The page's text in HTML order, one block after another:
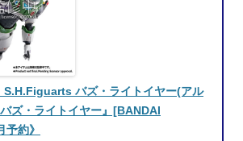
S.H.Figuarts バズ・ライトイヤー(アル
ズ・ライトイヤー』[BANDAI
約》